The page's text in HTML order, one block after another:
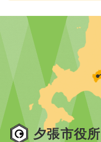
夕張市役所